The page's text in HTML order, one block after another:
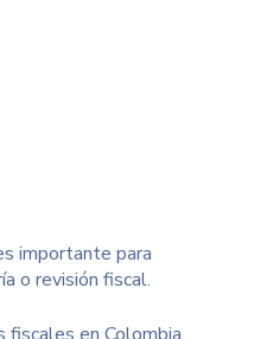
importante para
o revisión fiscal.